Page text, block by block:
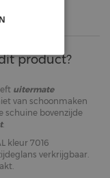
product?
uitermate
van schoonmaken
schuine bovenzijde
.
kleur 7016
verkrijgbaar.